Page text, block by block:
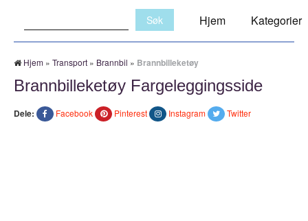
Hjem Kategorier
Hjem » Transport » Brannbil » Brannbilleketøy
Brannbilleketøy Fargeleggingsside
Dele: Facebook Pinterest Instagram Twitter